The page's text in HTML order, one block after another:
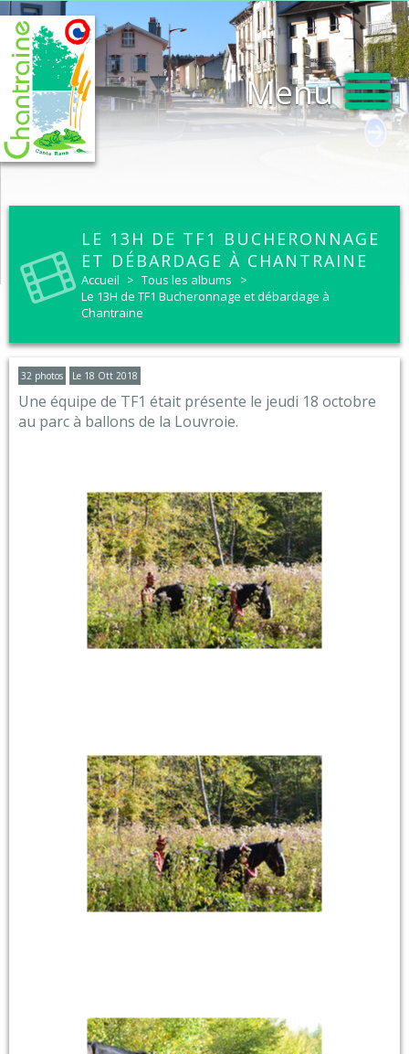
Menu
LE 13H DE TF1 BUCHERONNAGE
ET DÉBARDAGE À CHANTRAINE
Accueil > Tous les albums
>
Le 13H de TF1 Bucheronnage et débardage à
Chantraine
32 photos Le 18 Ott 2018
Une équipe de TF1 était présente le jeudi 18 octobre
au parc à ballons de la Louvroie.